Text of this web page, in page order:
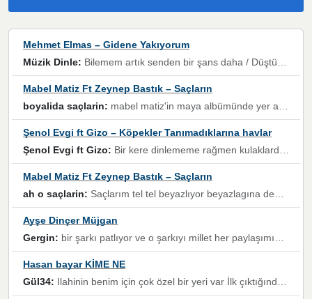
Mehmet Elmas – Gidene Yakıyorum
Müzik Dinle: Bilemem artık senden bir şans daha / Düştüğün zaman ben olmayacağım yanında” dizeleri, artık geçmişin tekrarına izin verilmeyeceğini, kişisel sınırların çizildiğini gösteriyor.
Mabel Matiz Ft Zeynep Bastık – Saçların
boyalida saçlarin: mabel matiz'in maya albümünde yer alan güzellerden. parça da şarkı hani! müzikal altyapısına vurulduğum, sözlerinde kaybolduğum bir parça olmuş.
Şenol Evgi ft Gizo – Köpekler Tanımadıklarına havlar
Şenol Evgi ft Gizo: Bir kere dinlememe rağmen kulaklardan gitmiyor sen sen sen sen kurban ol sen sen sen sen hayran ol yükses ses müzik dinleme sebebisiniz canlar bomba gibi patladınız maşallah
Mabel Matiz Ft Zeynep Bastık – Saçların
ah o saçlarin: Saçlarım tel tel beyazlıyor beyazlagına degil yanımda sen yoksun ona üzülüyorum günler bir bir geçiyor geçen günlere değil sensiz geçen günlere darılıyorum,Dinledikce asla kavusamayacagim ama asla unutamicagim sevdiğim adam için yanar içim
Ayşe Dinçer Müjgan
Gergin: bir şarkı patlıyor ve o şarkıyı millet her paylaşımın altına koyuyor ve öyle bir durum hal alıyor ki şarkıyı dinlemeden şarkıdan bikıyorsun Ama bu enteresan bir şekilde dillere dolanıyor millet olarak seviyoruz dertlerle boğuşurken bir yandan da göbek atmayi))) diyeceklerim bu kadar güzel hoş bir sayfa emeğinize sağlık arkadaşlar kolay gelsin
Hasan bayar KİME NE
Gül34: Ilahinin benim için çok özel bir yeri var İlk çıktığında komşum ne kadar yüksek sesle dinliyorsa orada duymuştum ve YouTube'dan aratıp Bu ilahiyi bulmuştum ve sonra müdavimi oldum günlük Ben de 3-5 kere dinleyip ezberleyip artık ilahiye bende eşlik ediyorum yüksek sesle Allah razı olsun hizmet nimettir Rabbim sizin zahmetlerinize de hayırlı nimetler versin Selam ve dua ile Allah'a emanet olun